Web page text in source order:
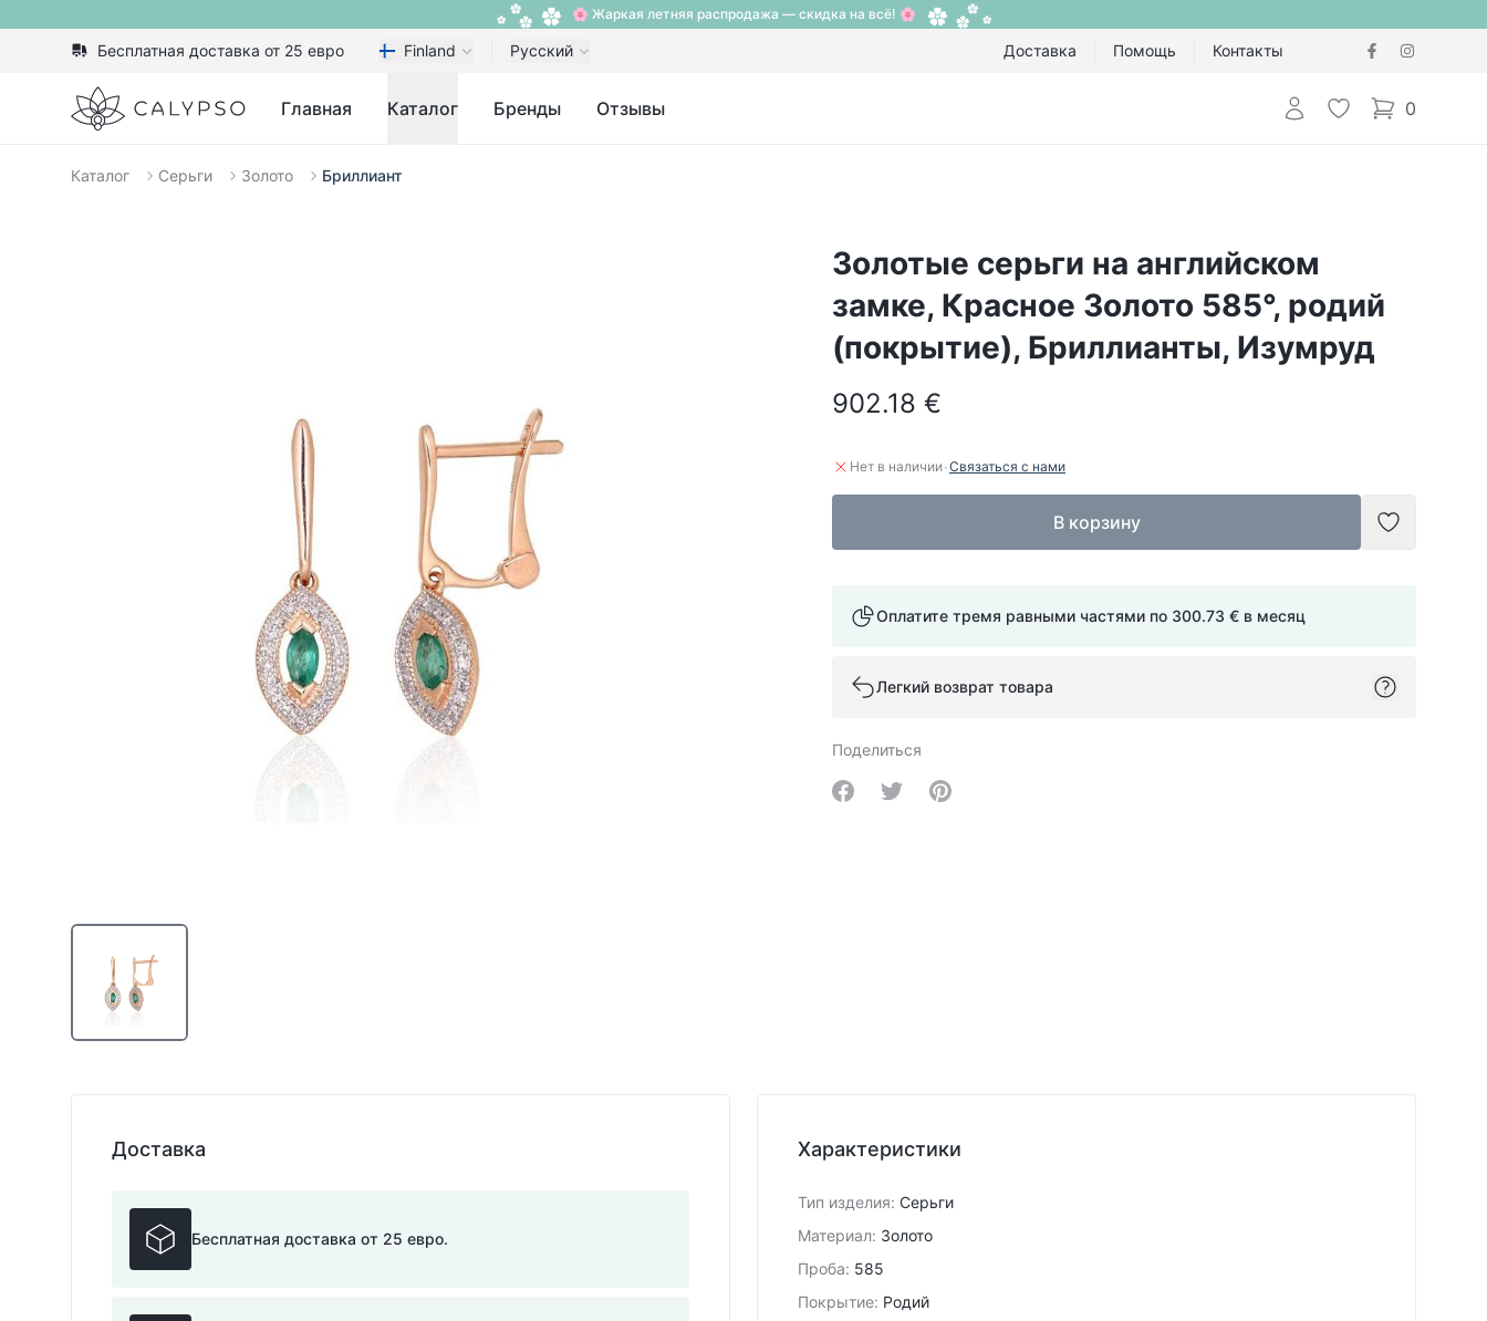
🌸 Жаркая летняя распродажа — скидка на всё! 🌸
Бесплатная доставка от 25 евро Finland Русский Доставка Помощь Контакты
Calypso Главная Каталог Бренды Отзывы Авторизоваться
Избранное
0
items in cart,
Каталог Серьги Золото Бриллиант
Золотые серьги на английском
замке, Красное Золото 585°, родий
(покрытие), Бриллианты, Изумруд
902.18 €
Нет в наличии·Связаться с нами
В корзину
Добавить
Оплатите тремя равными частями по 300.73 € в месяц
Легкий возврат товара
Поделиться
Share on Facebook
Share on Twitter
Share on Pinterest
Характеристики
Тип изделия: Серьги
Материал: Золото
Проба: 585
Покрытие: Родий
Доставка
Бесплатная доставка от 25 евро.